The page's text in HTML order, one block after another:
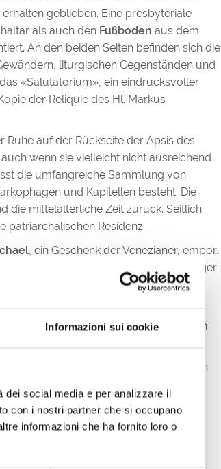
Informazioni sui cookie
dei social media e per analizzare il
con i nostri partner che si occupano
informazioni che ha fornito loro o
erhalten geblieben. Eine presbyteriale
als auch den Fußboden aus dem
An den beiden Seiten befinden sich die
liturgischen Gegenständen und
«Salutatorium», ein eindrucksvoller
der Reliquie des Hl. Markus
Ruhe auf der Rückseite der Apsis des
wenn sie vielleicht nicht ausreichend
die umfangreiche Sammlung von
und Kapitellen besteht. Die
die mittelalterliche Zeit zurück. Seitlich
patriarchalischen Residenz.
, ein Geschenk der Venezianer, empor.
Arm und dem ausgestreckten Zeigefinger
mehrfach umgebaut, seine
6. Jahrhundertbewahrt hat. Im Inneren
erinnert.
1860 gefunden wurden, glaubt man
viele Jahre «. . . SINE ULLA
lebten!
der Gottesdienste ausgesetzt